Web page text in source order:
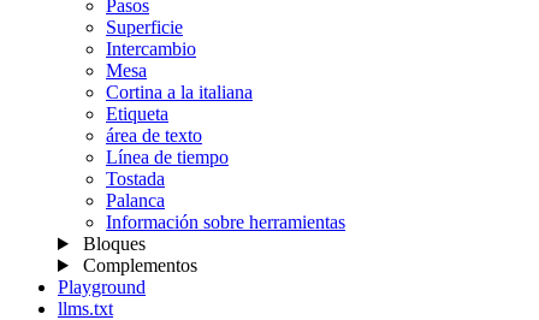
Pasos
Superficie
Intercambio
Mesa
Cortina a la italiana
Etiqueta
área de texto
Línea de tiempo
Tostada
Palanca
Información sobre herramientas
Bloques
Complementos
Playground
llms.txt